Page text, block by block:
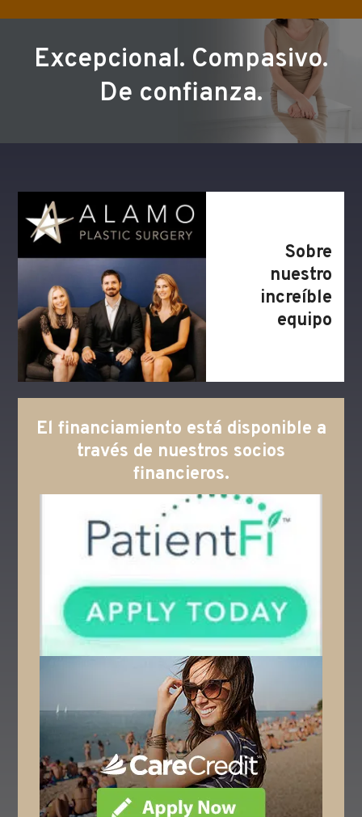
Excepcional. Compasivo.
De confianza.
Sobre
nuestro
increíble
equipo
El financiamiento está disponible a
través de nuestros socios
financieros.